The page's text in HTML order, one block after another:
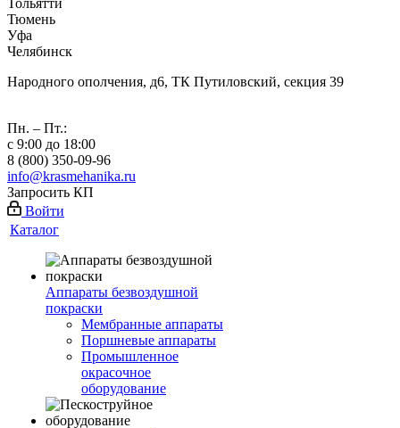
Тольятти
Тюмень
Уфа
Челябинск
Народного ополчения, д6, ТК Путиловский, секция 39
Пн. – Пт.:
с 9:00 до 18:00
8 (800) 350-09-96
info@krasmehanika.ru
Запросить КП
Войти
Каталог
Аппараты безвоздушной
покраски
Мембранные аппараты
Поршневые аппараты
Промышленное
окрасочное
оборудование